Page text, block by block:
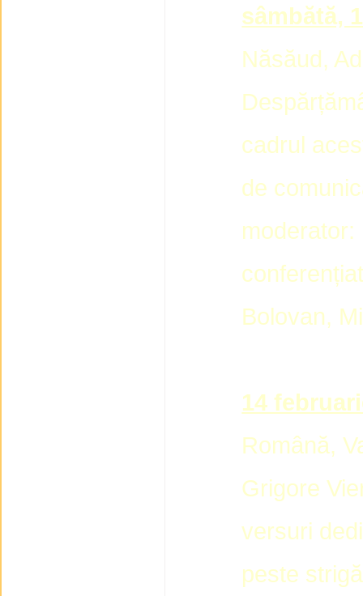
sâmbătă,
Năsăud,
cadrul
de
moderator:
Bolovan,
14
Română,
Grigore
versuri
peste